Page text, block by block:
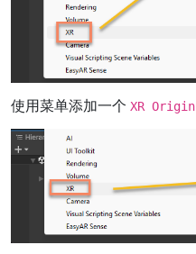
使用菜单添加一个 XR Origin